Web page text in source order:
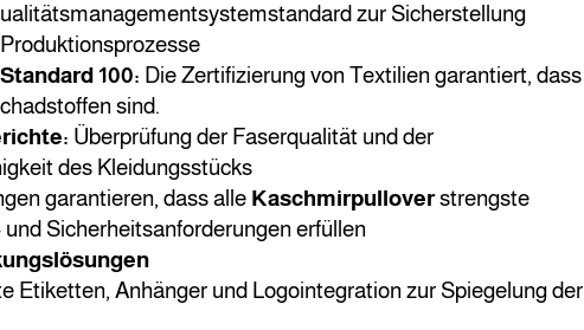
zur Sicherstellung
100: Die Zertifizierung von Textilien garantiert, dass
sind.
Überprüfung der Faserqualität und der
des Kleidungsstücks
garantieren, dass alle Kaschmirpulloverstrengste
Sicherheitsanforderungen erfüllen
Etiketten, Anhänger und Logointegration zur Spiegelung der